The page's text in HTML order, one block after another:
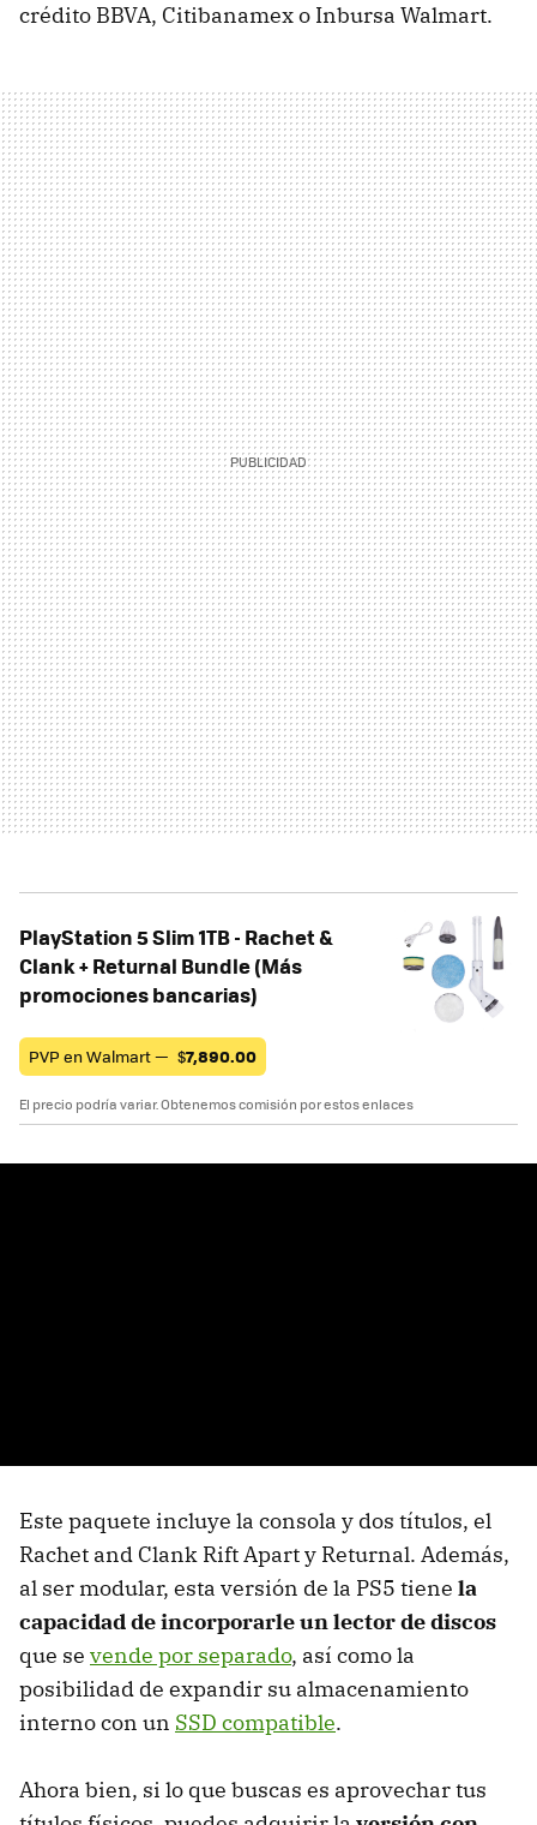
crédito BBVA, Citibanamex o Inbursa Walmart.
PlayStation 5 Slim 1TB - Rachet &
Clank + Returnal Bundle (Más
promociones bancarias)
PVP en Walmart — $7,890.00
El precio podría variar. Obtenemos comisión por estos enlaces
Este paquete incluye la consola y dos títulos, el
Rachet and Clank Rift Apart y Returnal. Además,
al ser modular, esta versión de la PS5 tiene la
capacidad de incorporarle un lector de discos
que se vende por separado, así como la
posibilidad de expandir su almacenamiento
interno con un SSD compatible.
Ahora bien, si lo que buscas es aprovechar tus